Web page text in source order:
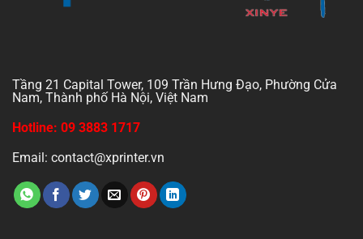
Tầng 21 Capital Tower, 109 Trần Hưng Đạo, Phường Cửa
Nam, Thành phố Hà Nội, Việt Nam
Hotline: 09 3883 1717
Email: contact@xprinter.vn